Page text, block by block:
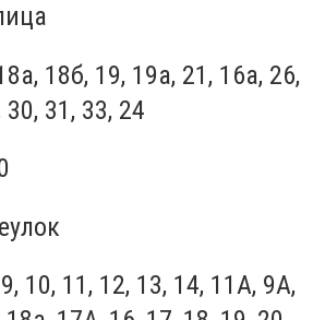
18б, 19, 19а, 21, 16а, 26,
31, 33, 24
10, 11, 12, 13, 14, 11А, 9А,